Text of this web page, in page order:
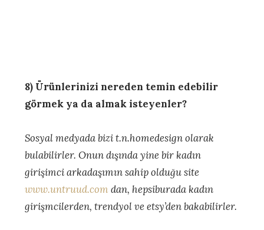
8) Ürünlerinizi nereden temin edebilir
görmek ya da almak isteyenler?
Sosyal medyada bizi t.n.homedesign olarak
bulabilirler. Onun dışında yine bir kadın
girişimci arkadaşımın sahip olduğu site
www.untruud.com dan, hepsiburada kadın
girişmcilerden, trendyol ve etsy’den bakabilirler.